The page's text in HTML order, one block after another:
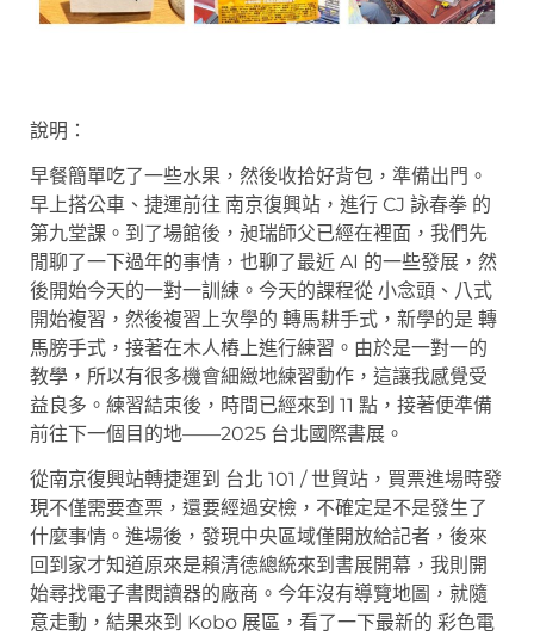
說明：
早餐簡單吃了一些水果，然後收拾好背包，準備出門。
早上搭公車、捷運前往 南京復興站，進行 CJ 詠春拳 的
第九堂課。到了場館後，昶瑞師父已經在裡面，我們先
閒聊了一下過年的事情，也聊了最近 AI 的一些發展，然
後開始今天的一對一訓練。今天的課程從 小念頭、八式
開始複習，然後複習上次學的 轉馬耕手式，新學的是 轉
馬膀手式，接著在木人樁上進行練習。由於是一對一的
教學，所以有很多機會細緻地練習動作，這讓我感覺受
益良多。練習結束後，時間已經來到 11 點，接著便準備
前往下一個目的地——2025 台北國際書展。
從南京復興站轉捷運到 台北 101 / 世貿站，買票進場時發
現不僅需要查票，還要經過安檢，不確定是不是發生了
什麼事情。進場後，發現中央區域僅開放給記者，後來
回到家才知道原來是賴清德總統來到書展開幕，我則開
始尋找電子書閱讀器的廠商。今年沒有導覽地圖，就隨
意走動，結果來到 Kobo 展區，看了一下最新的 彩色電